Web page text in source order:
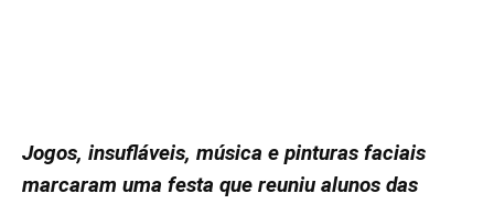
Jogos, insufláveis, música e pinturas faciais
marcaram uma festa que reuniu alunos das